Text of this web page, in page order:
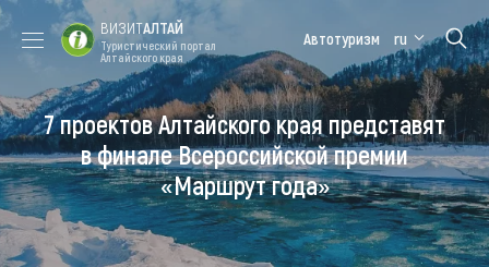
Форум VISIT
ALTAI
Цветение
маральника
Медицинский
форум
Алтайская
зимовка
Туры
Где побывать
ВИЗИТАЛТАЙ
Туристический портал
Алтайского края
Автотуризм ru
7 проектов Алтайского края представят
в финале Всероссийской премии
«Маршрут года»